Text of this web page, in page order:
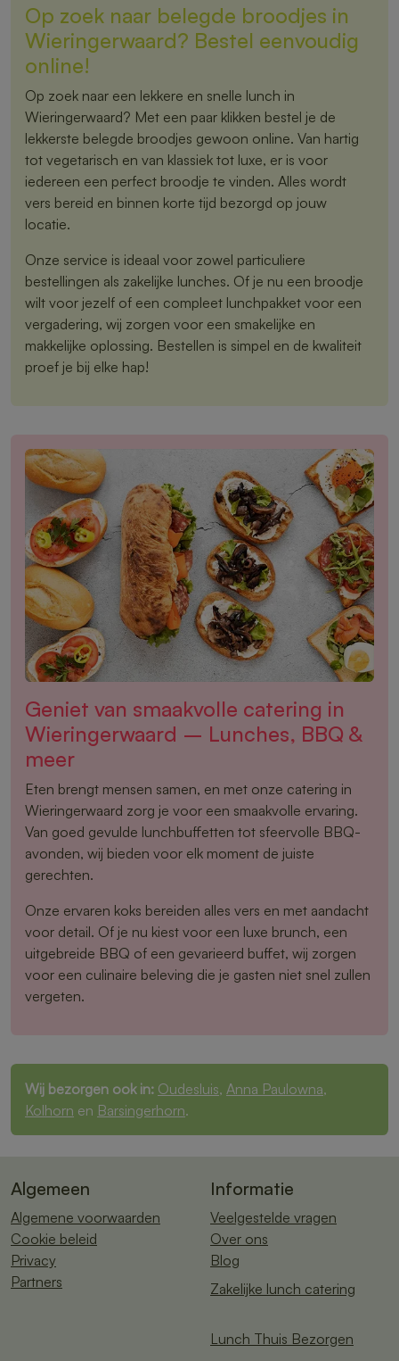
Op zoek naar belegde broodjes in
Wieringerwaard? Bestel eenvoudig
online!
Op zoek naar een lekkere en snelle lunch in
Wieringerwaard? Met een paar klikken bestel je de
lekkerste belegde broodjes gewoon online. Van hartig
tot vegetarisch en van klassiek tot luxe, er is voor
iedereen een perfect broodje te vinden. Alles wordt
vers bereid en binnen korte tijd bezorgd op jouw
locatie.
Onze service is ideaal voor zowel particuliere
bestellingen als zakelijke lunches. Of je nu een broodje
wilt voor jezelf of een compleet lunchpakket voor een
vergadering, wij zorgen voor een smakelijke en
makkelijke oplossing. Bestellen is simpel en de kwaliteit
proef je bij elke hap!
Geniet van smaakvolle catering in
Wieringerwaard – Lunches, BBQ &
meer
Eten brengt mensen samen, en met onze catering in
Wieringerwaard zorg je voor een smaakvolle ervaring.
Van goed gevulde lunchbuffetten tot sfeervolle BBQ-
avonden, wij bieden voor elk moment de juiste
gerechten.
Onze ervaren koks bereiden alles vers en met aandacht
voor detail. Of je nu kiest voor een luxe brunch, een
uitgebreide BBQ of een gevarieerd buffet, wij zorgen
voor een culinaire beleving die je gasten niet snel zullen
vergeten.
Wij bezorgen ook in: Oudesluis, Anna Paulowna,
Kolhorn en Barsingerhorn.
Algemeen
Algemene voorwaarden
Cookie beleid
Privacy
Partners
Informatie
Veelgestelde vragen
Over ons
Blog
Zakelijke lunch catering
Lunch Thuis Bezorgen